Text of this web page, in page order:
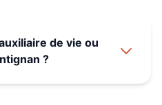
de vie ou
?